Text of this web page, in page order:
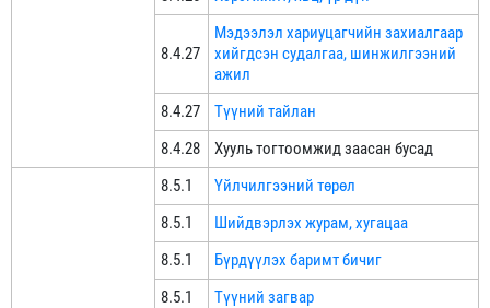
8.4.27
Мэдээлэл хариуцагчийн захиалгаар
хийгдсэн судалгаа, шинжилгээний
ажил
8.4.27
Түүний тайлан
8.4.28
Хууль тогтоомжид заасан бусад
8.5.1
Үйлчилгээний төрөл
8.5.1
Шийдвэрлэх журам, хугацаа
8.5.1
Бүрдүүлэх баримт бичиг
8.5.1
Түүний загвар